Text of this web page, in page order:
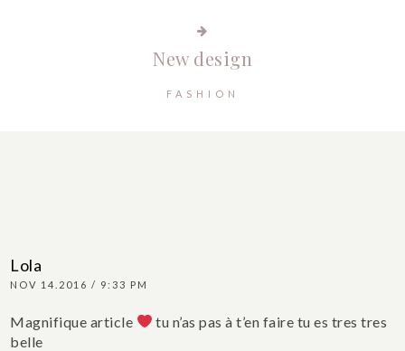
New design
FASHION
Lola
NOV 14.2016 / 9:33 PM
Magnifique article
tu n’as pas à t’en faire tu es tres tres
belle